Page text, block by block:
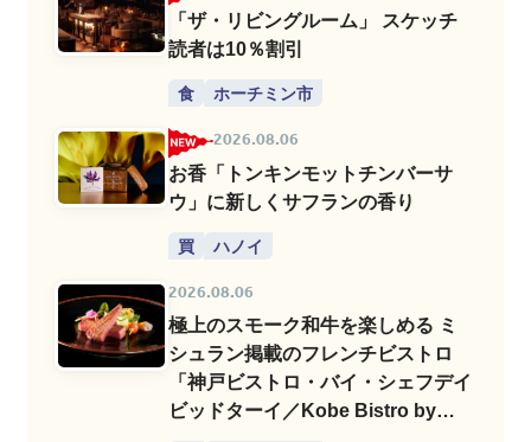
「ザ・リビングルーム」 スケッチ
読者は10％割引
食 ホーチミン市
2026.08.06
お香「トンキンモットチンバーサ
ウ」に新しくサフランの香り
買 ハノイ
2026.08.06
極上のスモーク和牛を楽しめる ミ
シュラン掲載のフレンチビストロ
「神戸ビストロ・バイ・シェフデイ
ビッドターイ／Kobe Bistro by